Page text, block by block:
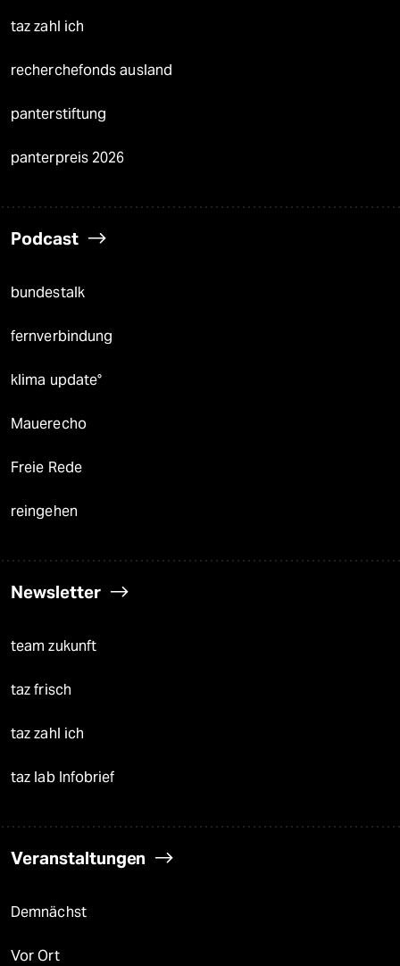
taz zahl ich
recherchefonds ausland
panterstiftung
panterpreis 2026
Podcast
bundestalk
fernverbindung
klima update°
Mauerecho
Freie Rede
reingehen
Newsletter
team zukunft
taz frisch
taz zahl ich
taz lab Infobrief
Veranstaltungen
Demnächst
Vor Ort